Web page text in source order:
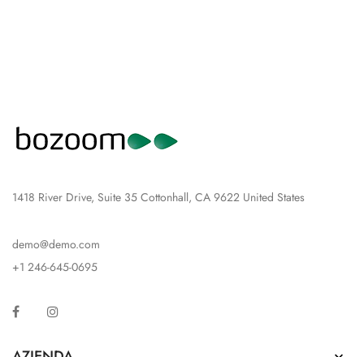
1418 River Drive, Suite 35 Cottonhall, CA 9622 United States
demo@demo.com
+1 246-645-0695
Facebook